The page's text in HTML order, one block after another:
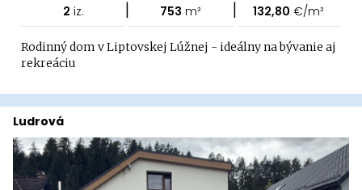
2 iz. | 753 m² | 132,80 €/m²
Rodinný dom v Liptovskej Lúžnej - ideálny na bývanie aj
rekreáciu
Ludrová